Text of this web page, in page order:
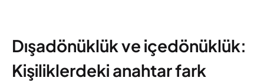
Dışadönüklük ve içedönüklük:
Kişiliklerdeki anahtar fark